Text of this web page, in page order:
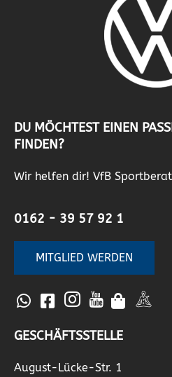
DU MÖCHTEST EINEN
FINDEN?
Wir helfen dir! VfB
0162 - 39 57 92 1
MITGLIED WERDEN
GESCHÄFTSSTELLE
August-Lücke-Str. 1